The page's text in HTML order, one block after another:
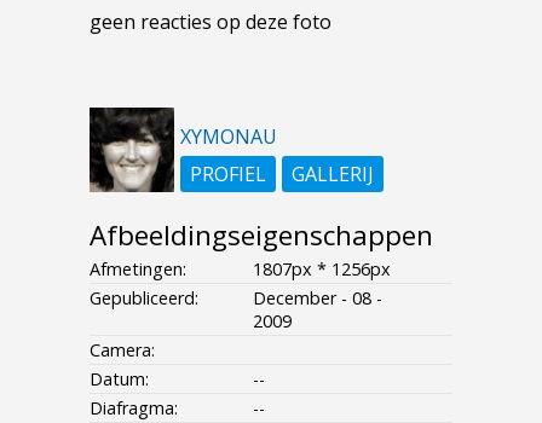
geen reacties op deze foto
XYMONAU
PROFIEL
GALLERIJ
Afbeeldingseigenschappen
Afmetingen:
1807px * 1256px
Gepubliceerd:
December - 08 -
2009
Camera:
Datum:
--
Diafragma:
--